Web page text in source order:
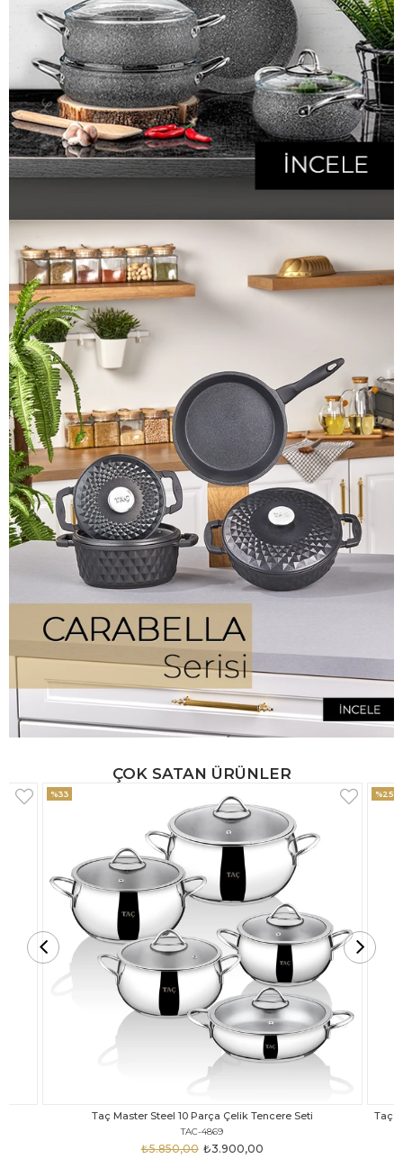
ÇOK SATAN ÜRÜNLER
Taç Carabella Döküm Cam Kapak 7 Parça Tencere Seti Siyah
TAC-3817
₺3.250,00
₺4.350,00
%25 %33